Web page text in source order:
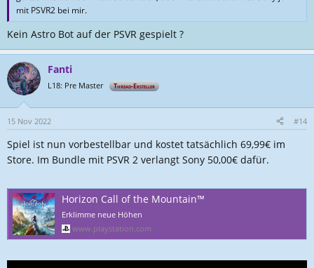
mit PSVR2 bei mir.
Kein Astro Bot auf der PSVR gespielt ?
Fanti
L18: Pre Master Thread-Ersteller
15 Nov 2022 #14
Spiel ist nun vorbestellbar und kostet tatsächlich 69,99€ im
Store. Im Bundle mit PSVR 2 verlangt Sony 50,00€ dafür.
Horizon Call of the Mountain™
Erklimme neue Höhen
www.playstation.com